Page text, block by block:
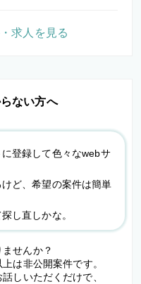
ない方へ
登録して色々なwebサ
ど、希望の案件は簡単
し直しかな。
せんか？
は非公開案件です。
話しいただくだけで、
求人を見る